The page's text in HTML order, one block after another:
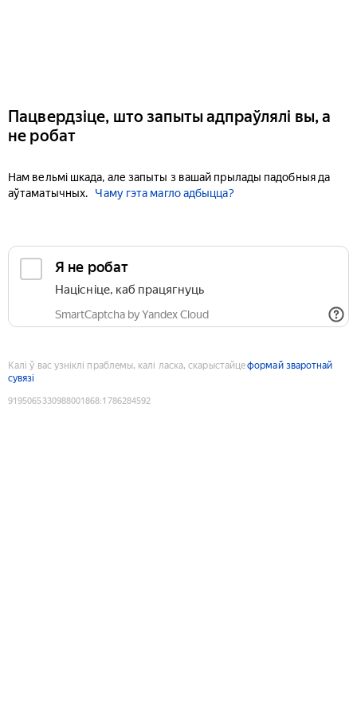
Пацвердзіце, што запыты адпраўлялі вы, а
не робат
Нам вельмі шкада, але запыты з вашай прылады падобныя да
аўтаматычных.
Чаму гэта магло адбыцца?
Я не робат
Націсніце, каб працягнуць
SmartCaptcha by Yandex Cloud
Калі ў вас узніклі праблемы, калі ласка, скарыстайцеформай зваротнай
сувязі
9195065330988001868:1786284592